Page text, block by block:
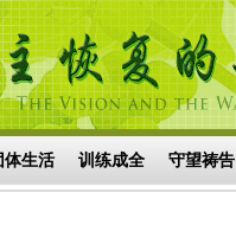
体生活 训练成全 守望祷告